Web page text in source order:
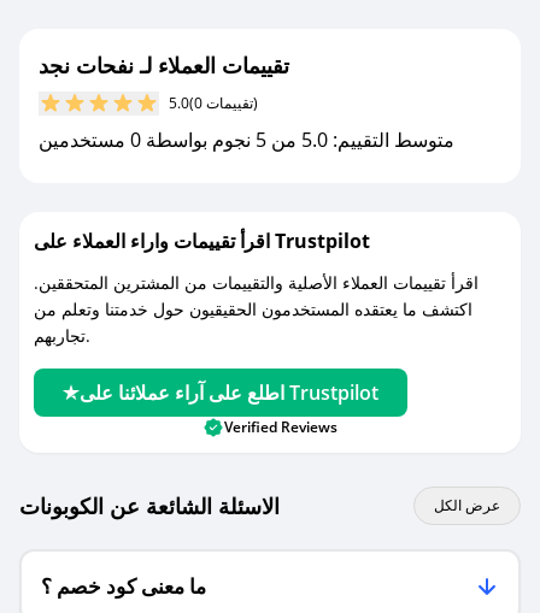
مع صحصح، تسوق بذكاء ووفّر على كل مشترياتك مع
تقييمات العملاء لـ نفحات نجد
5.0 (0 تقييمات)
متوسط التقييم: 5.0 من 5 نجوم بواسطة 0 مستخدمين
اقرأ تقييمات واراء العملاء على Trustpilot
اقرأ تقييمات العملاء الأصلية والتقييمات من المشترين المتحققين.
اكتشف ما يعتقده المستخدمون الحقيقيون حول خدمتنا وتعلم من
تجاربهم.
اطلع على آراء عملائنا على Trustpilot
Verified Reviews
الاسئلة الشائعة عن الكوبونات عرض الكل
ما معنى كود خصم ؟